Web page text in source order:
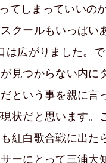
てしまっていいの
クールもいっぱい
は広がりました。
見つからない内に
という事を親に言
状だと思います。
紅白歌合戦に出た
ーにとって三浦大